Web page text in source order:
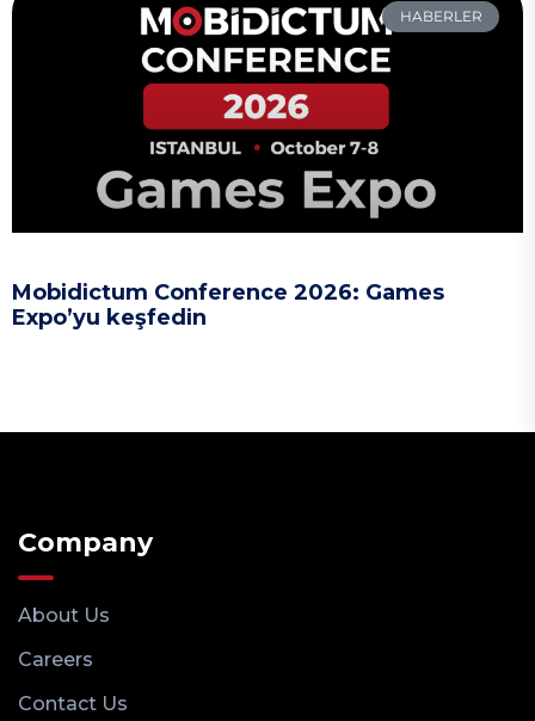
HABERLER
Mobidictum Conference 2026: Games
Expo’yu keşfedin
Company
About Us
Careers
Contact Us